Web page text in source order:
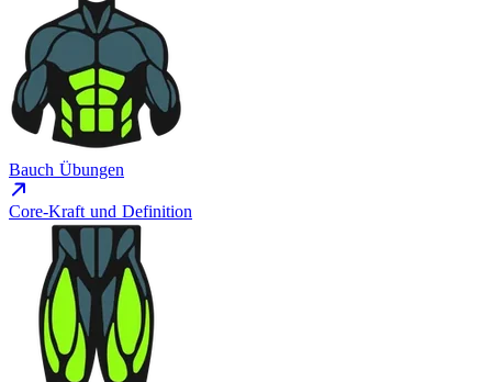
Bauch Übungen
Core-Kraft und Definition